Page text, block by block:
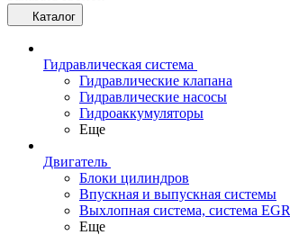
Каталог
Гидравлическая система
Гидравлические клапана
Гидравлические насосы
Гидроаккумуляторы
Еще
Двигатель
Блоки цилиндров
Впускная и выпускная системы
Выхлопная система, система EGR
Еще